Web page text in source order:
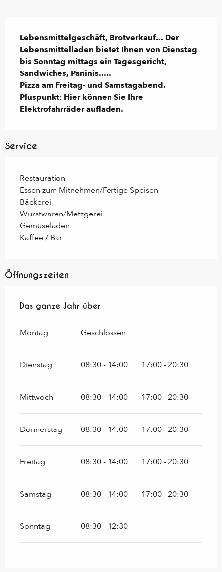
Lebensmittelgeschäft, Brotverkauf... Der
Lebensmittelladen bietet Ihnen von Dienstag
bis Sonntag mittags ein Tagesgericht,
Sandwiches, Paninis.....
Pizza am Freitag- und Samstagabend.
Pluspunkt: Hier können Sie Ihre
Elektrofahrräder aufladen.
Service
Restauration
Essen zum Mitnehmen/Fertige Speisen
Bäckerei
Wurstwaren/Metzgerei
Gemüseladen
Kaffee / Bar
Öffnungszeiten
Das ganze Jahr über
Das ganze Jahr über
Montag Geschlossen
Dienstag 08:30 - 14:00 17:00 - 20:30
Mittwoch 08:30 - 14:00 17:00 - 20:30
Donnerstag 08:30 - 14:00 17:00 - 20:30
Freitag 08:30 - 14:00 17:00 - 20:30
Samstag 08:30 - 14:00 17:00 - 20:30
Sonntag 08:30 - 12:30